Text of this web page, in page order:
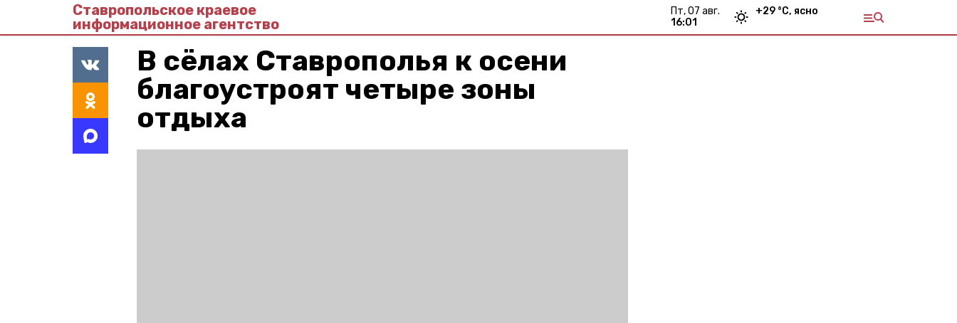
Ставропольское краевое
информационное агентство
пт, 07 авг.
16:01
+29 °С, ясно
В сёлах Ставрополья к осени
благоустроят четыре зоны
отдыха